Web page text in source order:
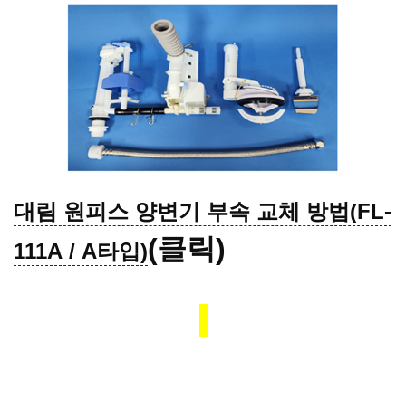
대림 원피스 양변기 부속 교체 방법(FL-
111A / A타입)(클릭)